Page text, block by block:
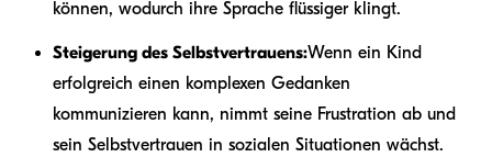
können, wodurch ihre Sprache flüssiger klingt.
Steigerung des Selbstvertrauens:Wenn ein Kind
erfolgreich einen komplexen Gedanken
kommunizieren kann, nimmt seine Frustration ab und
sein Selbstvertrauen in sozialen Situationen wächst.